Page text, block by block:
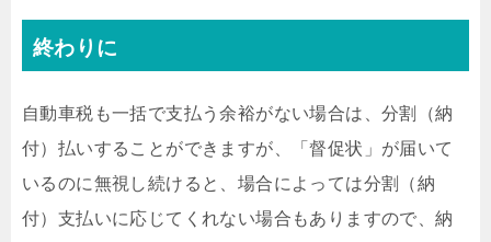
終わりに
自動車税も一括で支払う余裕がない場合は、分割（納
付）払いすることができますが、「督促状」が届いて
いるのに無視し続けると、場合によっては分割（納
付）支払いに応じてくれない場合もありますので、納